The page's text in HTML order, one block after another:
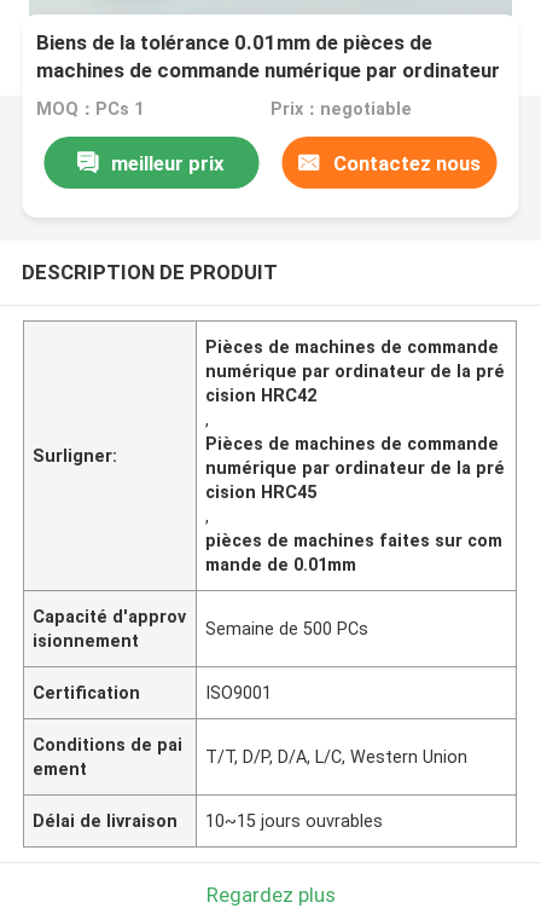
Biens de la tolérance 0.01mm de pièces de
machines de commande numérique par ordinateur
de la précision HRC42-45
MOQ：PCs 1 Prix：negotiable
meilleur prix Contactez nous
DESCRIPTION DE PRODUIT
Surligner:
Pièces de machines de commande
numérique par ordinateur de la pré
cision HRC42
,
Pièces de machines de commande
numérique par ordinateur de la pré
cision HRC45
,
pièces de machines faites sur com
mande de 0.01mm
Capacité d'approv
isionnement
Semaine de 500 PCs
Certification ISO9001
Conditions de pai
ement
T/T, D/P, D/A, L/C, Western Union
Délai de livraison 10~15 jours ouvrables
Regardez plus